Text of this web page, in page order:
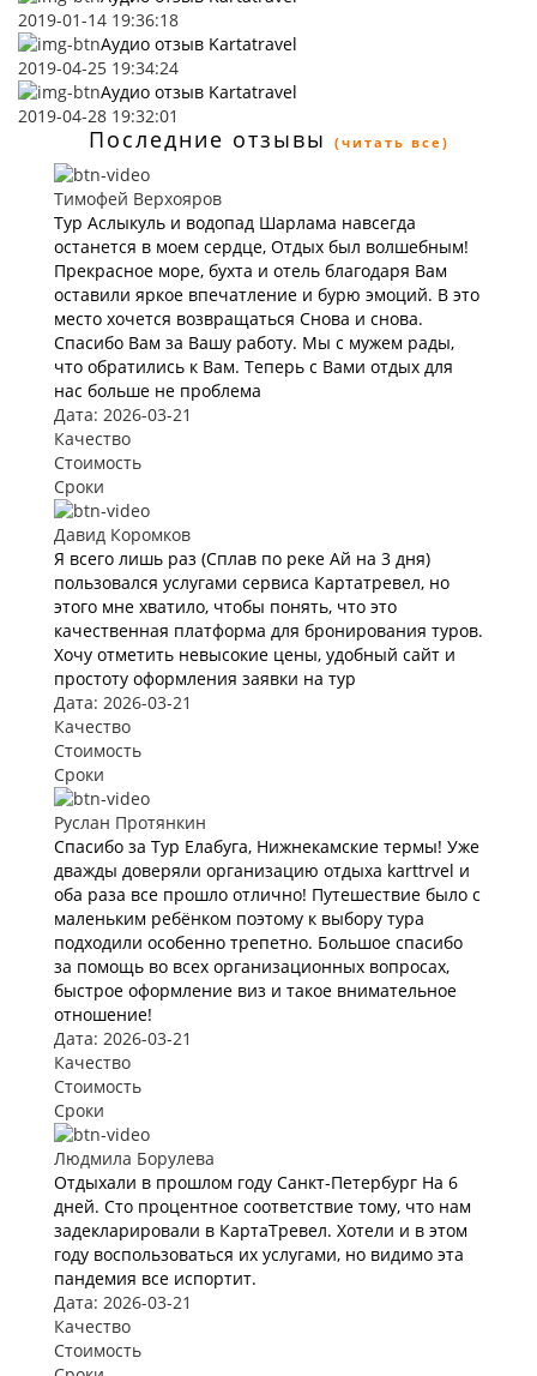
2019-01-14 19:36:18
Аудио отзыв Kartatravel
2019-04-25 19:34:24
Аудио отзыв Kartatravel
2019-04-28 19:32:01
Последние отзывы (читать все)
Тимофей Верхояров
Тур Аслыкуль и водопад Шарлама навсегда
останется в моем сердце, Отдых был волшебным!
Прекрасное море, бухта и отель благодаря Вам
оставили яркое впечатление и бурю эмоций. В это
место хочется возвращаться Снова и снова.
Спасибо Вам за Вашу работу. Мы с мужем рады,
что обратились к Вам. Теперь с Вами отдых для
нас больше не проблема
Дата: 2026-03-21
Качество
Стоимость
Сроки
Давид Коромков
Я всего лишь раз (Сплав по реке Ай на 3 дня)
пользовался услугами сервиса Картатревел, но
этого мне хватило, чтобы понять, что это
качественная платформа для бронирования туров.
Хочу отметить невысокие цены, удобный сайт и
простоту оформления заявки на тур
Дата: 2026-03-21
Качество
Стоимость
Сроки
Руслан Протянкин
Спасибо за Тур Елабуга, Нижнекамские термы! Уже
дважды доверяли организацию отдыха karttrvel и
оба раза все прошло отлично! Путешествие было с
маленьким ребёнком поэтому к выбору тура
подходили особенно трепетно. Большое спасибо
за помощь во всех организационных вопросах,
быстрое оформление виз и такое внимательное
отношение!
Дата: 2026-03-21
Качество
Стоимость
Сроки
Людмила Борулева
Отдыхали в прошлом году Санкт-Петербург На 6
дней. Сто процентное соответствие тому, что нам
задекларировали в КартаТревел. Хотели и в этом
году воспользоваться их услугами, но видимо эта
пандемия все испортит.
Дата: 2026-03-21
Качество
Стоимость